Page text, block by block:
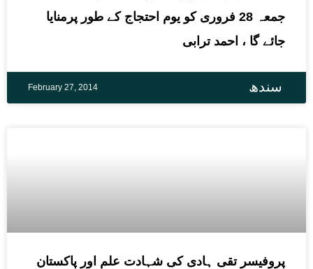
سندھ
جمعہ 28 فروری کو یوم احتجاج کے طور پرمنایا
جائے گا ، احمد ترابی
February 27, 2014
پروفیسر تقی ہادی کی شہادت علم اور پاکستان